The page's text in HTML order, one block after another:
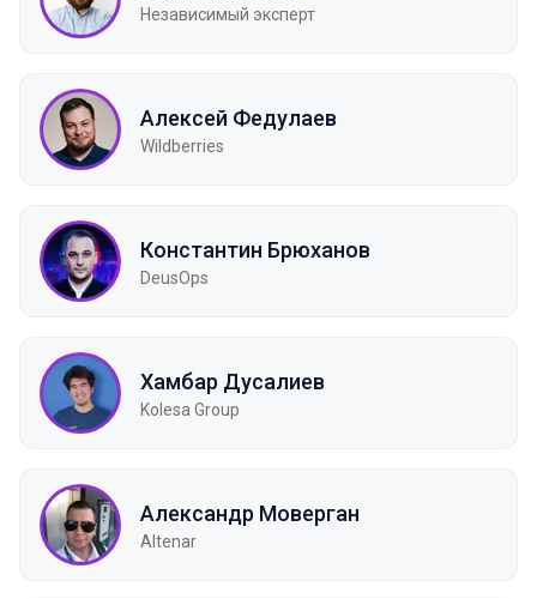
Независимый эксперт
Алексей Федулаев
Wildberries
Константин Брюханов
DeusOps
Хамбар Дусалиев
Kolesa Group
Александр Моверган
Altenar